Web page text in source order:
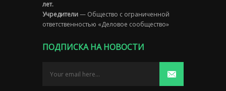
лет.
Учредители— Общество с ограниченной
ответственностью «Деловое сообщество»
ПОДПИСКА НА НОВОСТИ